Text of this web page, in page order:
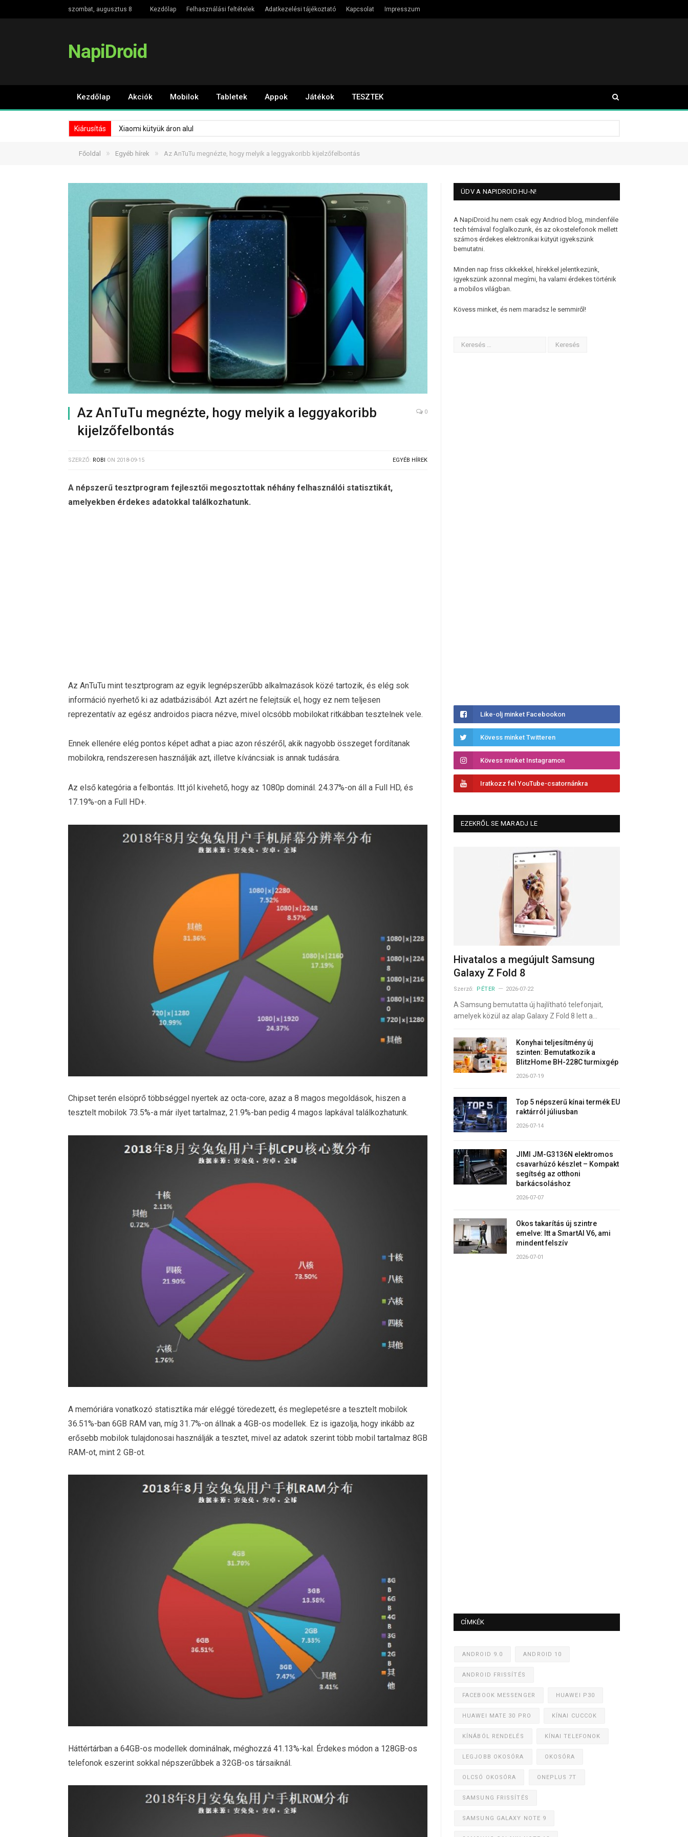
szombat, augusztus 8 Kezdőlap Felhasználási feltételek Adatkezelési tájékoztató Kapcsolat Impresszum
NapiDroid
Kezdőlap Akciók Mobilok Tabletek Appok Játékok TESZTEK
Kiárusítás Xiaomi kütyük áron alul
Főoldal » Egyéb hírek » Az AnTuTu megnézte, hogy melyik a leggyakoribb kijelzőfelbontás
Az AnTuTu megnézte, hogy melyik a leggyakoribb
kijelzőfelbontás
0
SZERZŐ: ROBI ON 2018-09-15 EGYÉB HÍREK
A népszerű tesztprogram fejlesztői megosztottak néhány felhasználói statisztikát,
amelyekben érdekes adatokkal találkozhatunk.
Az AnTuTu mint tesztprogram az egyik legnépszerűbb alkalmazások közé tartozik, és elég sok
információ nyerhető ki az adatbázisából. Azt azért ne felejtsük el, hogy ez nem teljesen
reprezentatív az egész androidos piacra nézve, mivel olcsóbb mobilokat ritkábban tesztelnek vele.
Ennek ellenére elég pontos képet adhat a piac azon részéről, akik nagyobb összeget fordítanak
mobilokra, rendszeresen használják azt, illetve kíváncsiak is annak tudására.
Az első kategória a felbontás. Itt jól kivehető, hogy az 1080p dominál. 24.37%-on áll a Full HD, és
17.19%-on a Full HD+.
Chipset terén elsöprő többséggel nyertek az octa-core, azaz a 8 magos megoldások, hiszen a
tesztelt mobilok 73.5%-a már ilyet tartalmaz, 21.9%-ban pedig 4 magos lapkával találkozhatunk.
A memóriára vonatkozó statisztika már eléggé töredezett, és meglepetésre a tesztelt mobilok
36.51%-ban 6GB RAM van, míg 31.7%-on állnak a 4GB-os modellek. Ez is igazolja, hogy inkább az
erősebb mobilok tulajdonosai használják a tesztet, mivel az adatok szerint több mobil tartalmaz 8GB
RAM-ot, mint 2 GB-ot.
Háttértárban a 64GB-os modellek dominálnak, méghozzá 41.13%-kal. Érdekes módon a 128GB-os
telefonok eszerint sokkal népszerűbbek a 32GB-os társaiknál.
ÜDV A NAPIDROID.HU-N!
A NapiDroid.hu nem csak egy Andriod blog, mindenféle
tech témával foglalkozunk, és az okostelefonok mellett
számos érdekes elektronikai kütyüt igyekszünk
bemutatni.
Minden nap friss cikkekkel, hírekkel jelentkezünk,
igyekszünk azonnal megírni, ha valami érdekes történik
a mobilos világban.
Kövess minket, és nem maradsz le semmiről!
Like-olj minket Facebookon
Kövess minket Twitteren
Kövess minket Instagramon
Iratkozz fel YouTube-csatornánkra
EZEKRŐL SE MARADJ LE
Hivatalos a megújult Samsung
Galaxy Z Fold 8
Szerző: PÉTER 2026-07-22
A Samsung bemutatta új hajlítható telefonjait,
amelyek közül az alap Galaxy Z Fold 8 lett a…
Konyhai teljesítmény új
szinten: Bemutatkozik a
BlitzHome BH-228C turmixgép
2026-07-19
Top 5 népszerű kínai termék EU
raktárról júliusban
2026-07-14
JIMI JM-G3136N elektromos
csavarhúzó készlet – Kompakt
segítség az otthoni
barkácsoláshoz
2026-07-07
Okos takarítás új szintre
emelve: Itt a SmartAI V6, ami
mindent felszív
2026-07-01
CÍMKÉK
ANDROID 9.0 ANDROID 10
ANDROID FRISSÍTÉS
FACEBOOK MESSENGER HUAWEI P30
HUAWEI MATE 30 PRO KÍNAI CUCCOK
KÍNÁBÓL RENDELÉS KÍNAI TELEFONOK
LEGJOBB OKOSÓRA OKOSÓRA
OLCSÓ OKOSÓRA ONEPLUS 7T
SAMSUNG FRISSÍTÉS
SAMSUNG GALAXY NOTE 9